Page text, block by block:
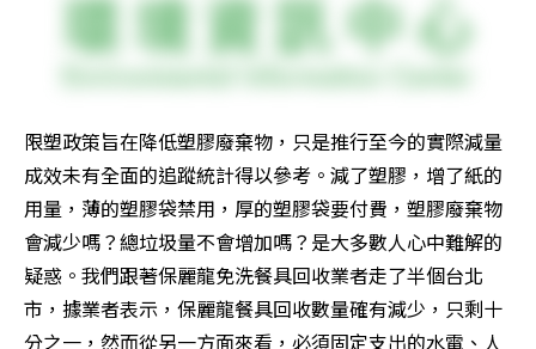
限塑政策旨在降低塑膠廢棄物，只是推行至今的實際減量
成效未有全面的追蹤統計得以參考。減了塑膠，增了紙的
用量，薄的塑膠袋禁用，厚的塑膠袋要付費，塑膠廢棄物
會減少嗎？總垃圾量不會增加嗎？是大多數人心中難解的
疑惑。我們跟著保麗龍免洗餐具回收業者走了半個台北
市，據業者表示，保麗龍餐具回收數量確有減少，只剩十
分之一，然而從另一方面來看，必須固定支出的水電、人